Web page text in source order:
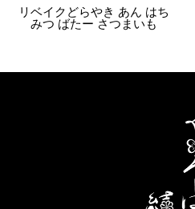
リベイクどらやき あん はち
みつ ばたー さつまいも